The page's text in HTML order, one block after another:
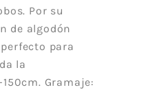
Por su
de algodón
para
la
Gramaje: